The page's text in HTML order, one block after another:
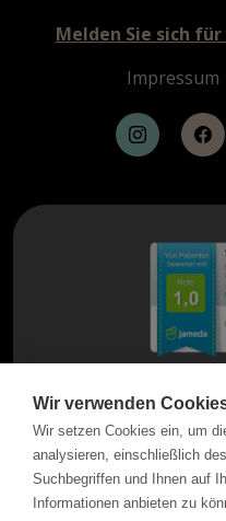
Melden Sie sich
Impressum
Wir verwenden
Wir setzen Cookies ein, um
analysieren, einschließlich
Suchbegriffen und Ihnen auf
Informationen anbieten zu